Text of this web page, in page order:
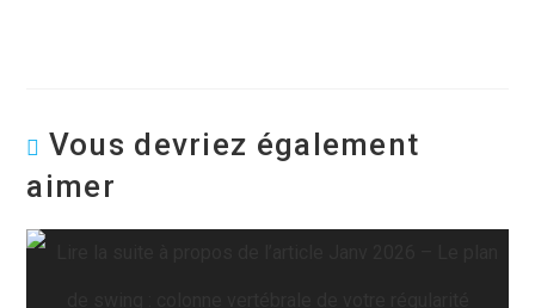
Vous devriez également
aimer